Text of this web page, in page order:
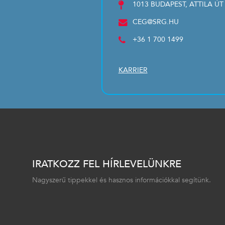
1013 BUDAPEST, ATTILA
CEG@SRG.HU
+36 1 700 1499
KARRIER
IRATKOZZ FEL HÍRLEVELÜNKRE
Nagyszerű tippekkel és hasznos információkkal segítünk.